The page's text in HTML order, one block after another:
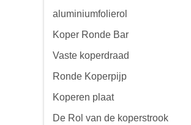
aluminiumfolierol
Koper Ronde Bar
Vaste koperdraad
Ronde Koperpijp
Koperen plaat
De Rol van de koperstrook